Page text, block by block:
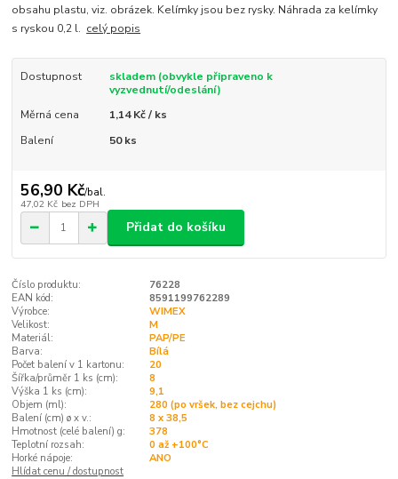
obsahu plastu, viz. obrázek. Kelímky jsou bez rysky. Náhrada za kelímky
s ryskou 0,2 l. celý popis
Dostupnost
skladem (obvykle připraveno k
vyzvednutí/odeslání)
Měrná cena
1,14 Kč / ks
Balení
50 ks
56,90 Kč/bal.
47,02 Kč bez DPH
Přidat do košíku
Číslo produktu:
76228
EAN kód:
8591199762289
Výrobce:
WIMEX
Velikost:
M
Materiál:
PAP/PE
Barva:
Bílá
Počet balení v 1 kartonu:
20
Šířka/průměr 1 ks (cm):
8
Výška 1 ks (cm):
9,1
Objem (ml):
280 (po vršek, bez cejchu)
Balení (cm) ø x v.:
8 x 38,5
Hmotnost (celé balení) g:
378
Teplotní rozsah:
0 až +100°C
Horké nápoje:
ANO
Hlídat cenu / dostupnost